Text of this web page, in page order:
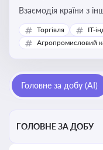
Взаємодія країни з
сфері, включаючи
міжнародні фінансові
Торгівля
IT-
Агропромисловий
Головне за добу (AI)
ГОЛОВНЕ ЗА ДОБУ